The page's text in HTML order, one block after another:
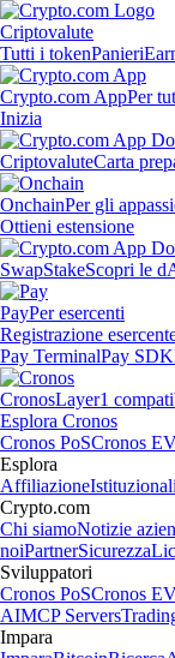
Criptovalute
Tutti i tokenPanieri
Crypto.com AppPer
Inizia
CriptovaluteCarta
OnchainPer gli
Ottieni estensione
SwapStakeScopri le
PayPer esercenti
Registrazione
Pay TerminalPay SDK
CronosLayer1
Esplora Cronos
Cronos PoSCronos
Esplora
AffiliazioneIstituzionali
Crypto.com
Chi siamoNotizie
noiPartnerSicurezza
Sviluppatori
Cronos PoSCronos
AIMCP Servers
Impara